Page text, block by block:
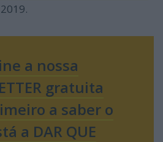
a nossa
gratuita
a saber o
a DAR QUE